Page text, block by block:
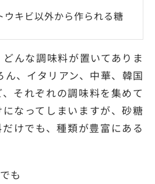
ウキビ以外から作られる糖
んな調味料が置いてありま
、イタリアン、中華、韓国
それぞれの調味料を集めて
なってしまいますが、砂糖
けでも、種類が豊富にある
も